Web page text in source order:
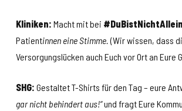
Kliniken: Macht mit bei #DuBistNichtAllein
Patientinnen eine Stimme.(Wir wissen, dass
Versorgungslücken auch Euch vor Ort an Eure
SHG: Gestaltet T-Shirts für den Tag – eure
gar nicht behindert aus!“und fragt Eure